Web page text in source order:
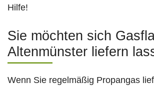
Hilfe!
Sie möchten sich
Altenmünster liefern
Wenn Sie regelmäßig Propangas